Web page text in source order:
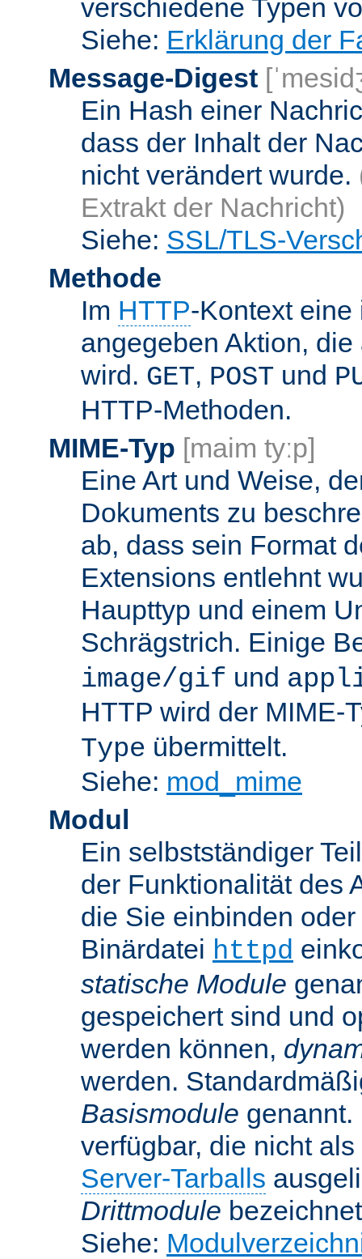
verschiedene Typen
Siehe: Erklärung der
Message-Digest
Ein Hash einer
dass der Inhalt der
nicht verändert wurde.
Extrakt der Nachricht)
Siehe: SSL/TLS-
Methode
Im HTTP-Kontext eine
angegeben Aktion,
wird. GET, POST und
HTTP-Methoden.
MIME-Typ [maim tyːp]
Eine Art und Weise,
Dokuments zu
ab, dass sein Format
Extensions entlehnt
Haupttyp und einem
Schrägstrich. Einige
image/gif und
HTTP wird der MIME-
Type übermittelt.
Siehe: mod_mime
Modul
Ein selbstständiger
der Funktionalität des
die Sie einbinden
Binärdatei httpd
statische Module
gespeichert sind und
werden können,
werden.
Basismodule genannt.
verfügbar, die nicht
Server-Tarballs
Drittmodule
Siehe: